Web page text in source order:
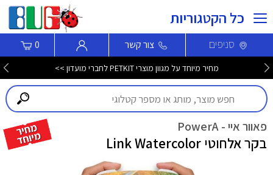
כל הקטגוריות
סניפים צור קשר 0
מחיר מיוחד על מגוון מוצרי PETKIT לחברי מועדון >>
פאוור איי - PowerA
בקר אלחוטי Link Watercolor